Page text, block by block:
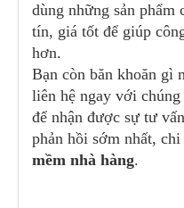
dùng những sản phẩm
tín, giá tốt để giúp
hơn.
Bạn còn băn khoăn gì
liên hệ ngay với
để nhận được sự tư
phản hồi sớm nhất,
mềm nhà hàng.